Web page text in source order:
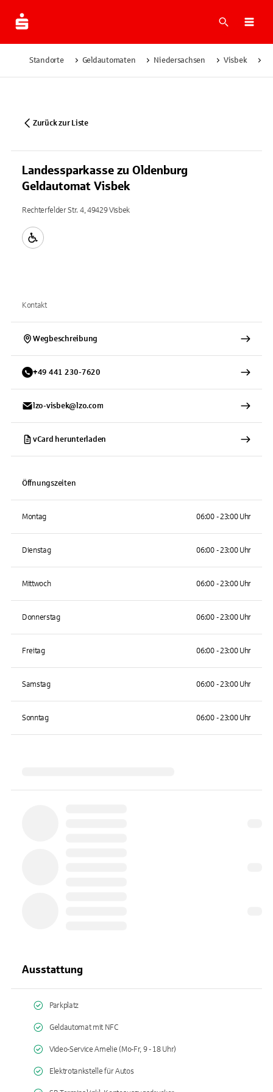
Suche
Standorte Geldautomaten Niedersachsen Visbek
Zurück zur Liste
Landessparkasse zu Oldenburg
Geldautomat Visbek
Rechterfelder Str. 4, 49429 Visbek
Kontakt
Wegbeschreibung
+49 441 230-7620
lzo-visbek@lzo.com
vCard herunterladen
Öffnungszeiten
Montag 06:00 - 23:00 Uhr
Dienstag 06:00 - 23:00 Uhr
Mittwoch 06:00 - 23:00 Uhr
Donnerstag 06:00 - 23:00 Uhr
Freitag 06:00 - 23:00 Uhr
Samstag 06:00 - 23:00 Uhr
Sonntag 06:00 - 23:00 Uhr
Ausstattung
Parkplatz
Geldautomat mit NFC
Video-Service Amelie (Mo-Fr, 9 - 18 Uhr)
Elektrotankstelle für Autos